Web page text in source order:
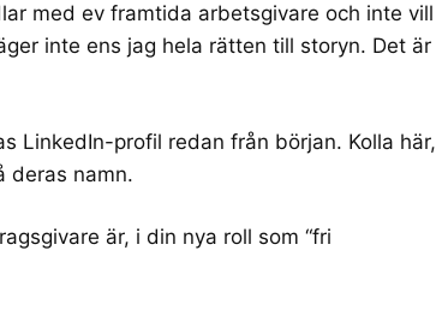
med ev framtida arbetsgivare och inte vill
inte ens jag hela rätten till storyn. Det är
LinkedIn-profil redan från början. Kolla här,
deras namn.
är, i din nya roll som “fri